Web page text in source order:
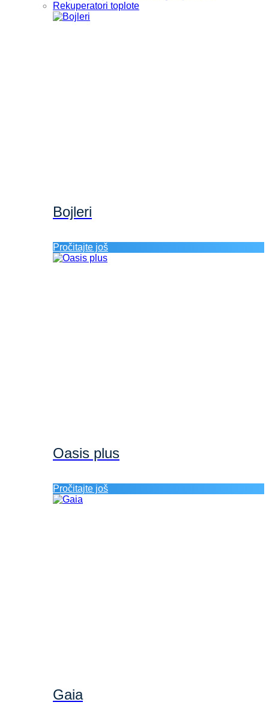
Rekuperatori toplote
Bojleri
Pročitajte još
Oasis plus
Pročitajte još
Gaia